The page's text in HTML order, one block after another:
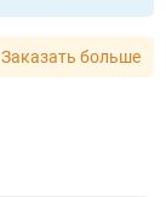
Заказать больше